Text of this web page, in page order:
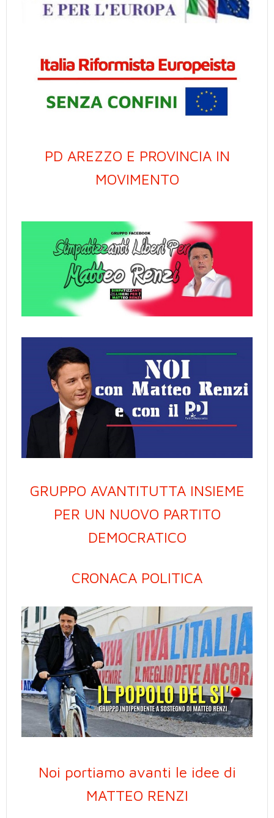
PD AREZZO E PROVINCIA IN
MOVIMENTO
GRUPPO AVANTITUTTA INSIEME
PER UN NUOVO PARTITO
DEMOCRATICO
CRONACA POLITICA
Noi portiamo avanti le idee di
MATTEO RENZI